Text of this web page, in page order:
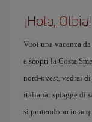
¡Hola, Olbia!
Vuoi una vacanza
e scopri la Costa
nord-ovest, vedrai
italiana: spiagge di
si protendono in